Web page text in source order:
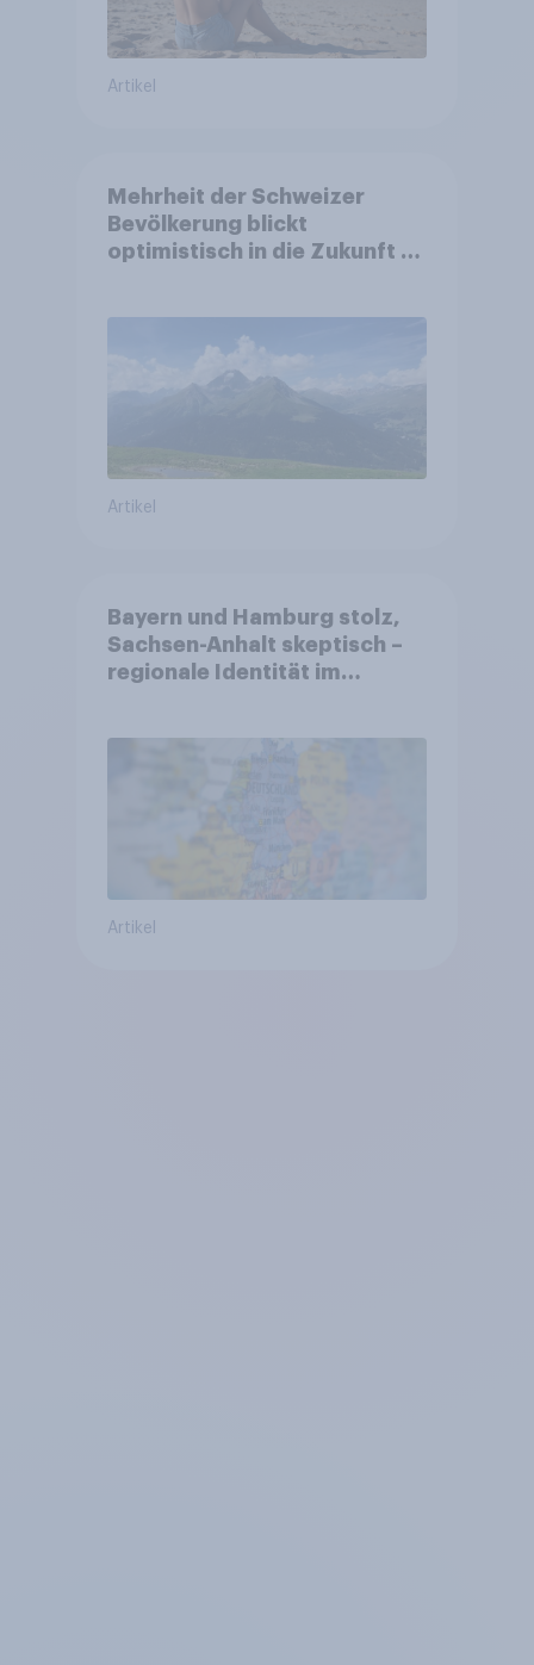
Artikel
Mehrheit der Schweizer
Bevölkerung blickt
optimistisch in die Zukunft –
Altersvorsorge
Artikel
Bayern und Hamburg stolz,
Sachsen-Anhalt skeptisch –
regionale Identität im
Artikel